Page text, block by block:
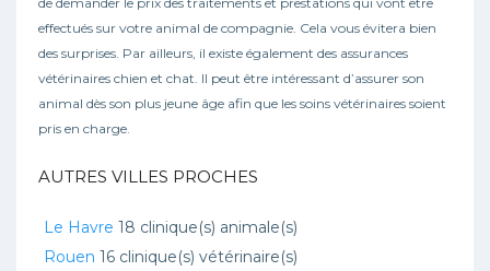
effectués sur votre animal de compagnie. Cela vous évitera bien
des surprises. Par ailleurs, il existe également des assurances
vétérinaires chien et chat. Il peut être intéressant d’assurer son
animal dès son plus jeune âge afin que les soins vétérinaires soient
pris en charge.
AUTRES VILLES PROCHES
Le Havre 18 clinique(s) animale(s)
Rouen 16 clinique(s) vétérinaire(s)